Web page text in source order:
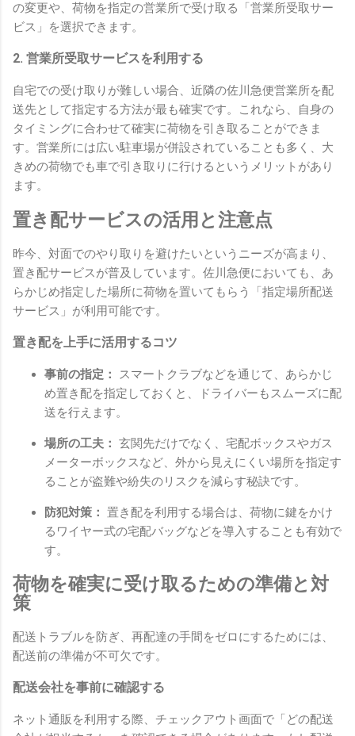
の変更や、荷物を指定の営業所で受け取る「営業所受取サー
ビス」を選択できます。
2. 営業所受取サービスを利用する
自宅での受け取りが難しい場合、近隣の佐川急便営業所を配
送先として指定する方法が最も確実です。これなら、自身の
タイミングに合わせて確実に荷物を引き取ることができま
す。営業所には広い駐車場が併設されていることも多く、大
きめの荷物でも車で引き取りに行けるというメリットがあり
ます。
置き配サービスの活用と注意点
昨今、対面でのやり取りを避けたいというニーズが高まり、
置き配サービスが普及しています。佐川急便においても、あ
らかじめ指定した場所に荷物を置いてもらう「指定場所配送
サービス」が利用可能です。
置き配を上手に活用するコツ
事前の指定：
スマートクラブなどを通じて、あらかじ
め置き配を指定しておくと、ドライバーもスムーズに配
送を行えます。
場所の工夫： 玄関先だけでなく、宅配ボックスやガス
メーターボックスなど、外から見えにくい場所を指定す
ることが盗難や紛失のリスクを減らす秘訣です。
防犯対策： 置き配を利用する場合は、荷物に鍵をかけ
るワイヤー式の宅配バッグなどを導入することも有効で
す。
荷物を確実に受け取るための準備と対
策
配送トラブルを防ぎ、再配達の手間をゼロにするためには、
配送前の準備が不可欠です。
配送会社を事前に確認する
ネット通販を利用する際、チェックアウト画面で「どの配送